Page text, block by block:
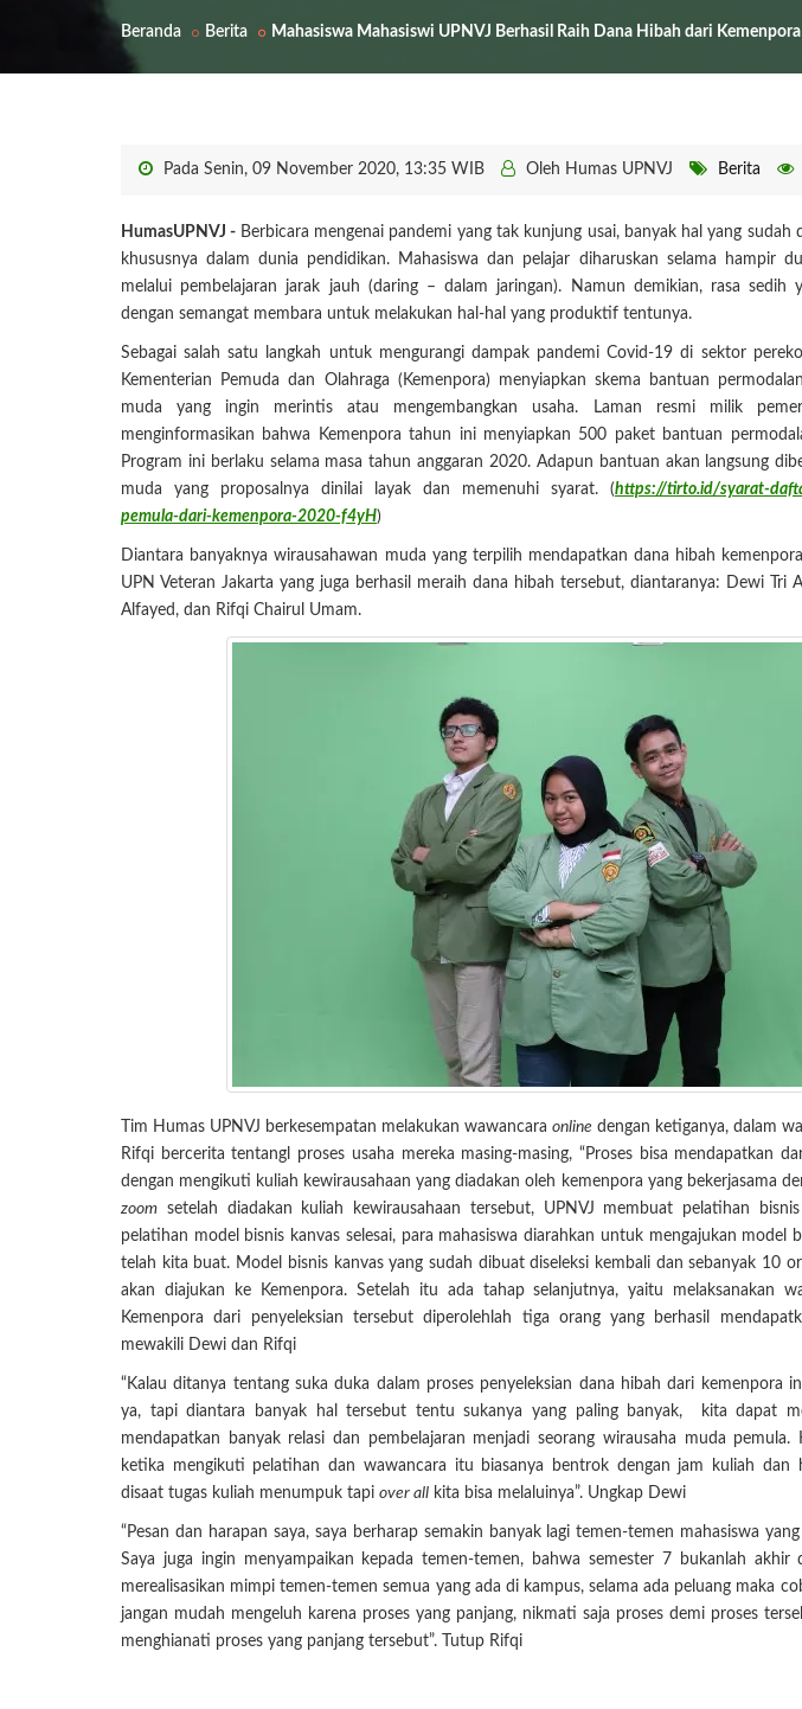
Beranda Berita Mahasiswa Mahasiswi UPNVJ Berhasil Raih Dana Hibah dari Kemenpora
Pada Senin, 09 November 2020, 13:35 WIB Oleh Humas UPNVJ Berita
HumasUPNVJ - Berbicara mengenai pandemi yang tak kunjung usai, banyak hal yang sudah
khususnya dalam dunia pendidikan. Mahasiswa dan pelajar diharuskan selama hampir
melalui pembelajaran jarak jauh (daring – dalam jaringan). Namun demikian, rasa sedih
dengan semangat membara untuk melakukan hal-hal yang produktif tentunya.
Sebagai salah satu langkah untuk mengurangi dampak pandemi Covid-19 di sektor
Kementerian Pemuda dan Olahraga (Kemenpora) menyiapkan skema bantuan
muda yang ingin merintis atau mengembangkan usaha. Laman resmi milik
menginformasikan bahwa Kemenpora tahun ini menyiapkan 500 paket bantuan
Program ini berlaku selama masa tahun anggaran 2020. Adapun bantuan akan langsung
muda yang proposalnya dinilai layak dan memenuhi syarat. (https://tirto.id/syarat-
pemula-dari-kemenpora-2020-f4yH)
Diantara banyaknya wirausahawan muda yang terpilih mendapatkan dana hibah
UPN Veteran Jakarta yang juga berhasil meraih dana hibah tersebut, diantaranya: Dewi Tri
Alfayed, dan Rifqi Chairul Umam.
Tim Humas UPNVJ berkesempatan melakukan wawancaraonline dengan ketiganya, dalam
Rifqi bercerita tentangl proses usaha mereka masing-masing, “Proses bisa mendapatkan
dengan mengikuti kuliah kewirausahaan yang diadakan oleh kemenpora yang bekerjasama
zoom setelah diadakan kuliah kewirausahaan tersebut, UPNVJ membuat pelatihan
pelatihan model bisnis kanvas selesai, para mahasiswa diarahkan untuk mengajukan model
telah kita buat. Model bisnis kanvas yang sudah dibuat diseleksi kembali dan sebanyak 10
akan diajukan ke Kemenpora. Setelah itu ada tahap selanjutnya, yaitu melaksanakan
Kemenpora dari penyeleksian tersebut diperolehlah tiga orang yang berhasil
mewakili Dewi dan Rifqi
“Kalau ditanya tentang suka duka dalam proses penyeleksian dana hibah dari kemenpora
ya, tapi diantara banyak hal tersebut tentu sukanya yang paling banyak, kita dapat
mendapatkan banyak relasi dan pembelajaran menjadi seorang wirausaha muda
ketika mengikuti pelatihan dan wawancara itu biasanya bentrok dengan jam kuliah dan
disaat tugas kuliah menumpuk tapi over all kita bisa melaluinya”. Ungkap Dewi
“Pesan dan harapan saya, saya berharap semakin banyak lagi temen-temen mahasiswa
Saya juga ingin menyampaikan kepada temen-temen, bahwa semester 7 bukanlah
merealisasikan mimpi temen-temen semua yang ada di kampus, selama ada peluang maka
jangan mudah mengeluh karena proses yang panjang, nikmati saja proses demi proses
menghianati proses yang panjang tersebut”. Tutup Rifqi